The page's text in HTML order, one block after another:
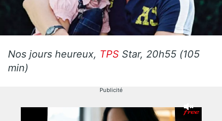
Nos jours heureux, TPS Star, 20h55 (105
min)
Publicité